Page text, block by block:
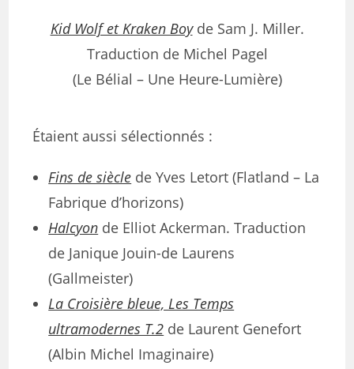
Kid Wolf et Kraken Boyde Sam J. Miller.
Traduction de Michel Pagel
(Le Bélial – Une Heure-Lumière)
Étaient aussi sélectionnés :
Fins de siècle de Yves Letort (Flatland – La
Fabrique d’horizons)
Halcyon de Elliot Ackerman. Traduction
de Janique Jouin-de Laurens
(Gallmeister)
La Croisière bleue, Les Temps
ultramodernes T.2 de Laurent Genefort
(Albin Michel Imaginaire)